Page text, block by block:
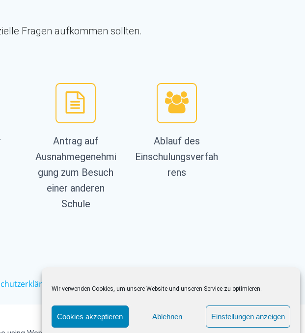
Wir verwenden Cookies, um unsere Website und unseren Service zu optimieren.
Cookies akzeptieren Ablehnen Einstellungen anzeigen
Fragen aufkommen sollten.
Antrag auf
Ausnahmegenehmi
gung zum Besuch
einer anderen
Schule
Ablauf des
Einschulungsverfah
rens